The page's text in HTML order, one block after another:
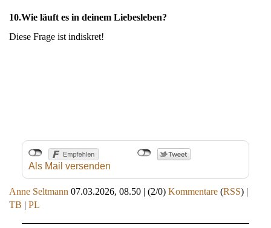
10.Wie läuft es in deinem Liebesleben?
Diese Frage ist indiskret!
Als Mail versenden
Anne Seltmann 07.03.2026, 08.50 | (2/0) Kommentare (RSS) |
TB | PL